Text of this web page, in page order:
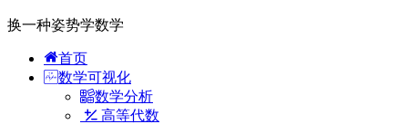
换一种姿势学数学
首页
数学可视化
数学分析
高等代数